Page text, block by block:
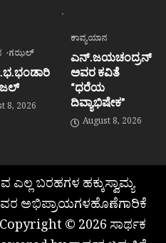
ಗಝಲ್
8, 2026
ಕಾವ್ಯಯಾನ
ಎನ್.ಜಯಚಂದ್ರನ್
ಅವರ ಕವಿತೆ
“ಧರೆಯ
ದಿವ್ಯಾಭಿಷೇಕ”
August 8, 2026
ಎಲ್ಲ ಬರಹಗಳ ಹಕ್ಕುಸ್ವಾಮ್ಯ
ಅಭಿಪ್ರಾಯಗಳಹೊಣೆಗಾರಿಕೆ
© 2026 ಸಾರ್ಥಕ